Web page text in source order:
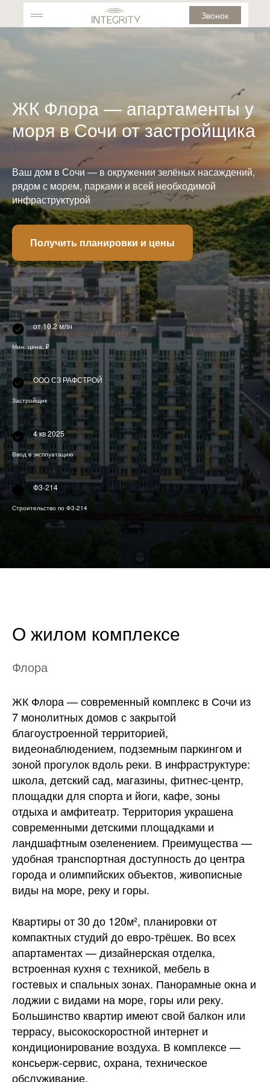
Звонок
ЖК Флора — апартаменты у
моря в Сочи от застройщика
Ваш дом в Сочи — в окружении зелёных насаждений,
рядом с морем, парками и всей необходимой
инфраструктурой
Получить планировки и цены
от 10.2 млн
Мин. цена, ₽
ООО СЗ РАФСТРОЙ
Застройщик
4 кв 2025
Ввод в эксплуатацию
Ф3-214
Строительство по Ф3-214
О жилом комплексе
Флора
ЖК Флора — современный комплекс в Сочи из
7 монолитных домов с закрытой
благоустроенной территорией,
видеонаблюдением, подземным паркингом и
зоной прогулок вдоль реки. В инфраструктуре:
школа, детский сад, магазины, фитнес-центр,
площадки для спорта и йоги, кафе, зоны
отдыха и амфитеатр. Территория украшена
современными детскими площадками и
ландшафтным озеленением. Преимущества —
удобная транспортная доступность до центра
города и олимпийских объектов, живописные
виды на море, реку и горы.
Квартиры от 30 до 120м², планировки от
компактных студий до евро-трёшек. Во всех
апартаментах — дизайнерская отделка,
встроенная кухня с техникой, мебель в
гостевых и спальных зонах. Панорамные окна и
лоджии с видами на море, горы или реку.
Большинство квартир имеют свой балкон или
террасу, высокоскоростной интернет и
кондиционирование воздуха. В комплексе —
консьерж-сервис, охрана, техническое
обслуживание.